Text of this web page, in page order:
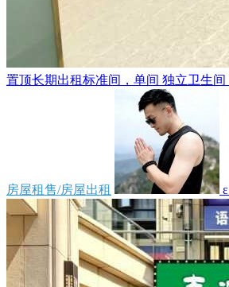
置顶长期出租标准间，单间 独立卫生
房屋租售/房屋出租